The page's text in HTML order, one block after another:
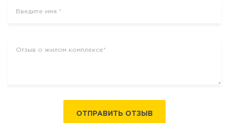
ОТПРАВИТЬ ОТЗЫВ